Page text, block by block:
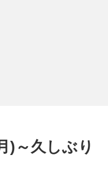
)～久しぶり